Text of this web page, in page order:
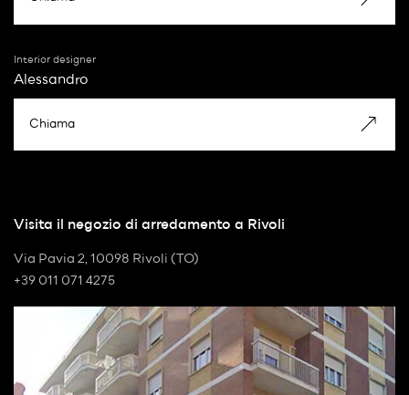
Visita il negozio di arredamento a Rivoli
Via Pavia 2, 10098 Rivoli (TO)
+39 011 071 4275
Interior designer
Alessandro
Chiama